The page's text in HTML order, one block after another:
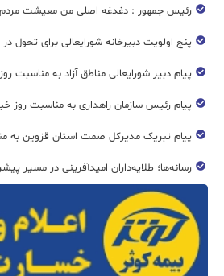
رئیس جمهور : دغدغه اصلی من معیشت
پنج اولویت دبیرخانه شورایعالی برای تحول در
پیام دبیر شورایعالی مناطق آزاد به مناسبت
پیام رئیس سازمان راهداری به مناسبت روز
پیام تبریک مدیرکل صمت استان قزوین به
رسانه‌ها؛ طلایه‌داران امیدآفرینی در مسیر